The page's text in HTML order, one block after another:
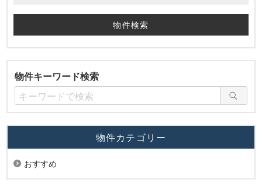
物件キーワード検索
物件カテゴリー
おすすめ